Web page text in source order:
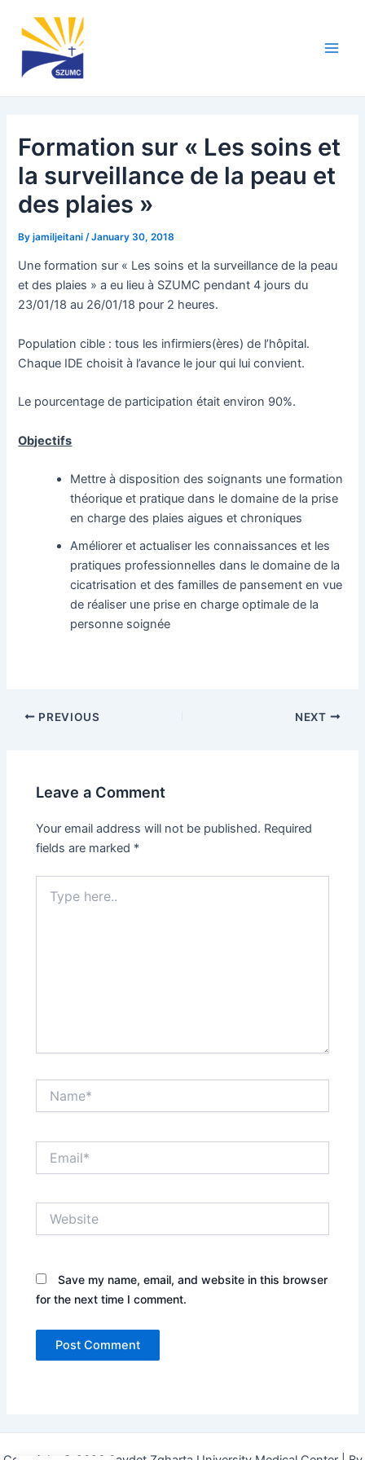
content
Formation sur « Les soins et
la surveillance de la peau et
des plaies »
Byjamiljeitani/January 30, 2018
Une formation sur « Les soins et la surveillance de la peau
et des plaies » a eu lieu à SZUMC pendant 4 jours du
23/01/18 au 26/01/18 pour 2 heures.
Population cible : tous les infirmiers(ères) de l’hôpital.
Chaque IDE choisit à l’avance le jour qui lui convient.
Le pourcentage de participation était environ 90%.
Objectifs
Mettre à disposition des soignants une formation
théorique et pratique dans le domaine de la prise
en charge des plaies aigues et chroniques
Améliorer et actualiser les connaissances et les
pratiques professionnelles dans le domaine de la
cicatrisation et des familles de pansement en vue
de réaliser une prise en charge optimale de la
personne soignée
navigation
PREVIOUS NEXT
Leave a Comment
Your email address will not be published. Required
fields are marked *
here..
Save my name, email, and website in this browser
for the next time I comment.